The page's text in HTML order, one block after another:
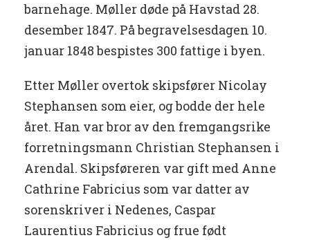
barnehage. Møller døde på Havstad 28.
desember 1847. På begravelsesdagen 10.
januar 1848 bespistes 300 fattige i byen.
Etter Møller overtok skipsfører Nicolay
Stephansen som eier, og bodde der hele
året. Han var bror av den fremgangsrike
forretningsmann Christian Stephansen i
Arendal. Skipsføreren var gift med Anne
Cathrine Fabricius som var datter av
sorenskriver i Nedenes, Caspar
Laurentius Fabricius og frue født